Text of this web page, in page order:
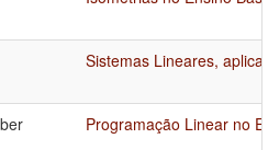
Sistemas Lineares,
Programação Linear no